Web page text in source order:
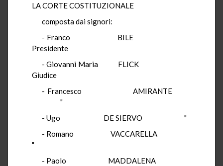
LA CORTE COSTITUZIONALE
composta dai signori:
- Franco BILE
Presidente
- Giovanni Maria FLICK
Giudice
- Francesco AMIRANTE
"
- Ugo DE SIERVO "
- Romano VACCARELLA
"
- Paolo MADDALENA